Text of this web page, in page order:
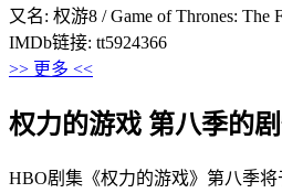
又名: 权游8 / Game of Thrones: The
IMDb链接: tt5924366
>> 更多 <<
权力的游戏 第八季的剧
HBO剧集《权力的游戏》第八季将